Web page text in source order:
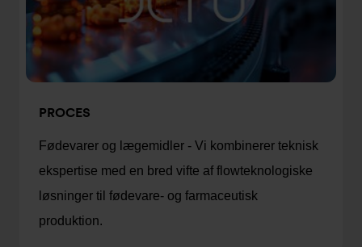
PROCES
Fødevarer og lægemidler - Vi kombinerer teknisk
ekspertise med en bred vifte af flowteknologiske
løsninger til fødevare- og farmaceutisk
produktion.